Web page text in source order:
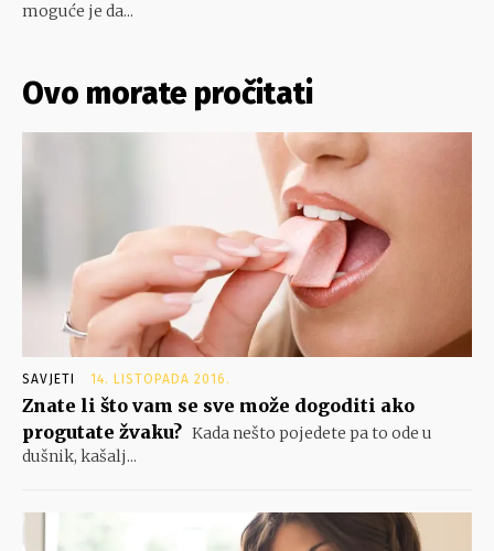
moguće je da...
Ovo morate pročitati
SAVJETI 14. LISTOPADA 2016.
Znate li što vam se sve može dogoditi ako
progutate žvaku? Kada nešto pojedete pa to ode u
dušnik, kašalj...